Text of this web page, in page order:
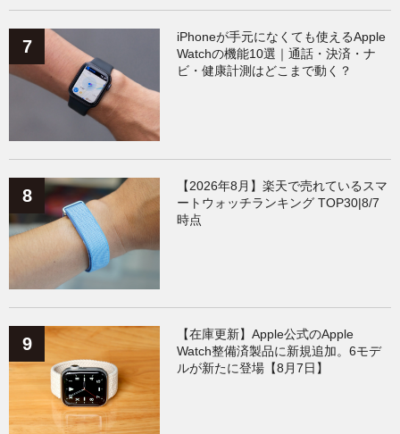
iPhoneが手元になくても使えるApple
Watchの機能10選｜通話・決済・ナ
ビ・健康計測はどこまで動く？
【2026年8月】楽天で売れているスマ
ートウォッチランキング TOP30|8/7
時点
【在庫更新】Apple公式のApple
Watch整備済製品に新規追加。6モデ
ルが新たに登場【8月7日】